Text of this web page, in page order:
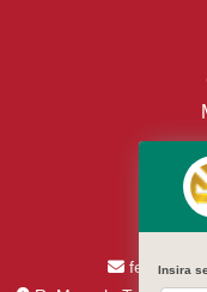
Insira